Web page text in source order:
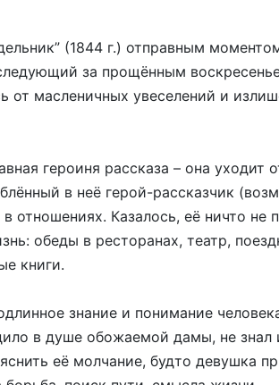
(1844 г.) отправным
за прощённым
масленичных увеселений и
героиня рассказа – она
в неё герой-рассказчик
отношениях. Казалось, её ничто
обеды в ресторанах, театр,
книги.
знание и понимание
в душе обожаемой дамы, не
её молчание, будто девушка